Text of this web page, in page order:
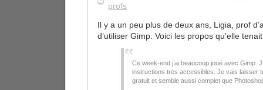
profs
Il y a un peu plus de deux ans, Ligia, prof
d’utiliser Gimp. Voici les propos qu’elle
Ce week-end j’ai beaucoup joué avec Gimp.
instructions très accessibles. Je vais laisser
gratuit et semble aussi complet que